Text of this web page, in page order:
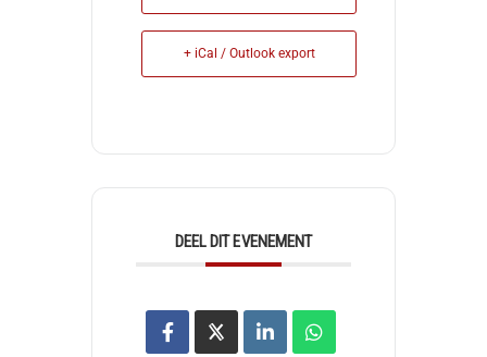
+ iCal / Outlook export
DEEL DIT EVENEMENT